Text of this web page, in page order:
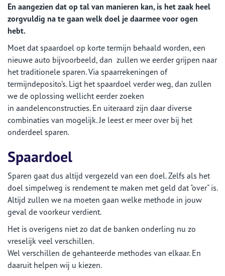
En aangezien dat op tal van manieren kan, is het zaak heel
zorgvuldig na te gaan welk doel je daarmee voor ogen
hebt.
Moet dat spaardoel op korte termijn behaald worden, een
nieuwe auto bijvoorbeeld, dan zullen we eerder grijpen naar
het traditionele sparen. Via spaarrekeningen of
termijndeposito’s. Ligt het spaardoel verder weg, dan zullen
we de oplossing wellicht eerder zoeken
in aandelenconstructies. En uiteraard zijn daar diverse
combinaties van mogelijk. Je leest er meer over bij het
onderdeel sparen.
Spaardoel
Sparen gaat dus altijd vergezeld van een doel. Zelfs als het
doel simpelweg is rendement te maken met geld dat "over" is.
Altijd zullen we na moeten gaan welke methode in jouw
geval de voorkeur verdient.
Het is overigens niet zo dat de banken onderling nu zo
vreselijk veel verschillen.
Wel verschillen de gehanteerde methodes van elkaar. En
daaruit helpen wij u kiezen.